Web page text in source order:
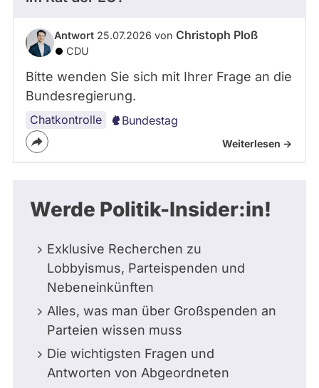
Antwort 25.07.2026 von Christoph Ploß
CDU
Bitte wenden Sie sich mit Ihrer Frage an die
Bundesregierung.
Chatkontrolle Bundestag
Weiterlesen ->
Werde Politik-Insider:in!
Exklusive Recherchen zu
Lobbyismus, Parteispenden und
Nebeneinkünften
Alles, was man über Großspenden an
Parteien wissen muss
Die wichtigsten Fragen und
Antworten von Abgeordneten